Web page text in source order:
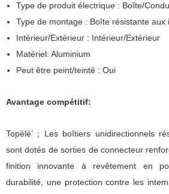
Type de produit électrique : Boîte/
Type de montage : Boîte résistante aux
Intérieur/Extérieur : Intérieur/Extérieur
Matériel: Aluminium
Peut être peint/teinté : Oui
Avantage compétitif:
Topélé’ ; Les boîtiers unidirectionnels
sont dotés de sorties de connecteur
finition innovante à revêtement en
durabilité, une protection contre les